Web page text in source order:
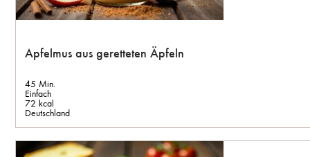
Apfelmus aus geretteten Äpfeln
45 Min.
Einfach
72 kcal
Deutschland